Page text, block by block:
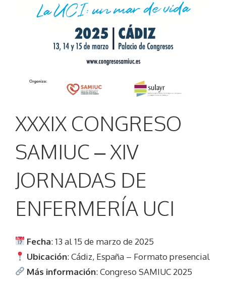
XXXIX CONGRESO
SAMIUC – XIV
JORNADAS DE
ENFERMERÍA UCI
Fecha: 13 al 15 de marzo de 2025
Ubicación: Cádiz, España – Formato presencial
Más información:Congreso SAMIUC 2025